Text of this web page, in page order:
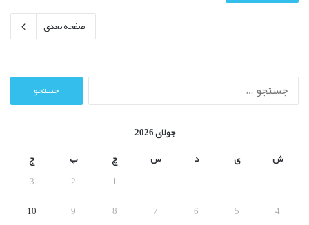
صفحه بعدی
جولای 2026
ش
ی د س چ پ
ج
1
2
3
4
5
6
7
8
9
10